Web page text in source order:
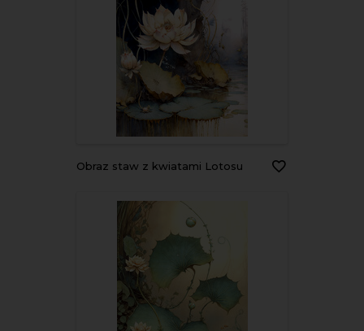
Obraz staw z kwiatami Lotosu